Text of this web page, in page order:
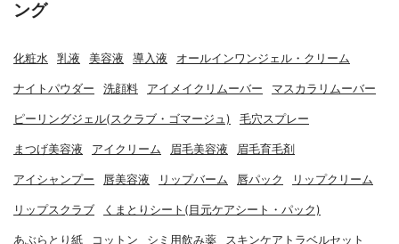
ング
化粧水 乳液 美容液 導入液 オールインワンジェル・クリーム
ナイトパウダー 洗顔料 アイメイクリムーバー マスカラリムーバー
ピーリングジェル(スクラブ・ゴマージュ) 毛穴スプレー
まつげ美容液 アイクリーム 眉毛美容液 眉毛育毛剤
アイシャンプー 唇美容液 リップバーム 唇パック リップクリーム
リップスクラブ くまとりシート(目元ケアシート・パック)
あぶらとり紙 コットン シミ用飲み薬 スキンケアトラベルセット